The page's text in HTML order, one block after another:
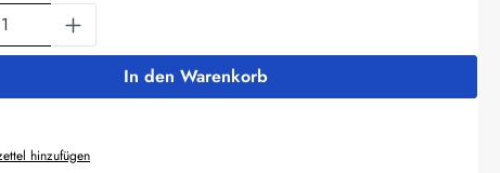
Anzahl: Gib den gewünschten Wert ein
In den Warenkorb
hinzufügen